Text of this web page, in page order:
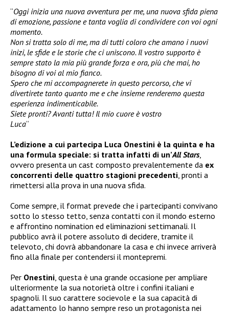
“Oggi inizia una nuova avventura per me, una nuova sfida piena
di emozione, passione e tanta voglia di condividere con voi ogni
momento.
Non si tratta solo di me, ma di tutti coloro che amano i nuovi
inizi, le sfide e le storie che ci uniscono. Il vostro supporto è
sempre stato la mia più grande forza e ora, più che mai, ho
bisogno di voi al mio fianco.
Spero che mi accompagnerete in questo percorso, che vi
divertirete tanto quanto me e che insieme renderemo questa
esperienza indimenticabile.
Siete pronti? Avanti tutta! Il mio cuore è vostro
Luca“
L’edizione a cui partecipa Luca Onestini è la quinta e ha
una formula speciale: si tratta infatti di un’All Stars,
ovvero presenta un cast composto prevalentemente da ex
concorrenti delle quattro stagioni precedenti , pronti a
rimettersi alla prova in una nuova sfida.
Come sempre, il format prevede che i partecipanti convivano
sotto lo stesso tetto, senza contatti con il mondo esterno
e affrontino nomination ed eliminazioni settimanali. Il
pubblico avrà il potere assoluto di decidere, tramite il
televoto, chi dovrà abbandonare la casa e chi invece arriverà
fino alla finale per contendersi il montepremi.
Per Onestini , questa è una grande occasione per ampliare
ulteriormente la sua notorietà oltre i confini italiani e
spagnoli. Il suo carattere socievole e la sua capacità di
adattamento lo hanno sempre reso un protagonista nei